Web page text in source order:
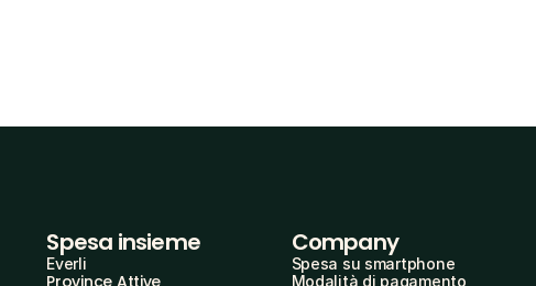
Spesa insieme
Everli
Province Attive
Company
Spesa su smartphone
Modalità di pagamento